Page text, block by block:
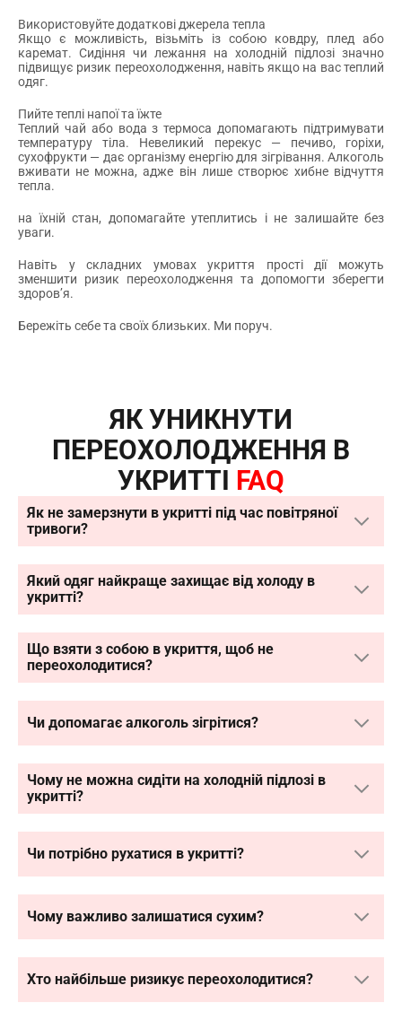
Використовуйте додаткові джерела тепла
Якщо є можливість, візьміть із собою ковдру, плед або
каремат. Сидіння чи лежання на холодній підлозі значно
підвищує ризик переохолодження, навіть якщо на вас теплий
одяг.
Пийте теплі напої та їжте
Теплий чай або вода з термоса допомагають підтримувати
температуру тіла. Невеликий перекус — печиво, горіхи,
сухофрукти — дає організму енергію для зігрівання. Алкоголь
вживати не можна, адже він лише створює хибне відчуття
тепла.
на їхній стан, допомагайте утеплитись і не залишайте без
уваги.
Навіть у складних умовах укриття прості дії можуть
зменшити ризик переохолодження та допомогти зберегти
здоров’я.
Бережіть себе та своїх близьких. Ми поруч.
ЯК УНИКНУТИ
ПЕРЕОХОЛОДЖЕННЯ В
УКРИТТІ FAQ
Як не замерзнути в укритті під час повітряної
тривоги?
Який одяг найкраще захищає від холоду в
укритті?
Що взяти з собою в укриття, щоб не
переохолодитися?
Чи допомагає алкоголь зігрітися?
Чому не можна сидіти на холодній підлозі в
укритті?
Чи потрібно рухатися в укритті?
Чому важливо залишатися сухим?
Хто найбільше ризикує переохолодитися?